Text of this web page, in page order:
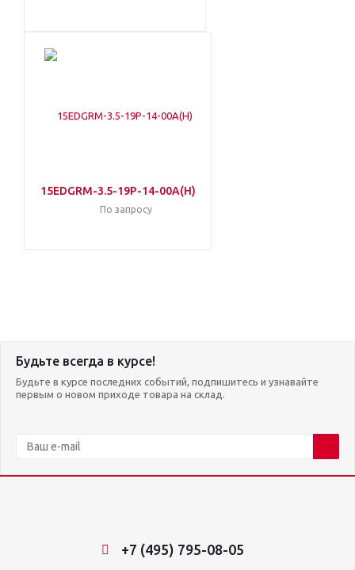
15EDGRM-3.5-19P-14-00A(H)
По запросу
Будьте всегда в курсе!
Будьте в курсе последних событий, подпишитесь и узнавайте
первым о новом приходе товара на склад.
+7 (495) 795-08-05